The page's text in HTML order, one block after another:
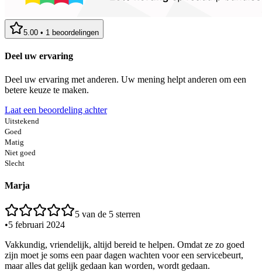
5.00 • 1 beoordelingen
Deel uw ervaring
Deel uw ervaring met anderen. Uw mening helpt anderen om een
betere keuze te maken.
Laat een beoordeling achter
Uitstekend
Goed
Matig
Niet goed
Slecht
Marja
5 van de 5 sterren
•5 februari 2024
Vakkundig, vriendelijk, altijd bereid te helpen. Omdat ze zo goed
zijn moet je soms een paar dagen wachten voor een servicebeurt,
maar alles dat gelijk gedaan kan worden, wordt gedaan.